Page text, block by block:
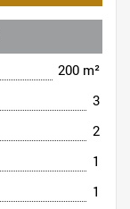
200 m²
3
2
1
1